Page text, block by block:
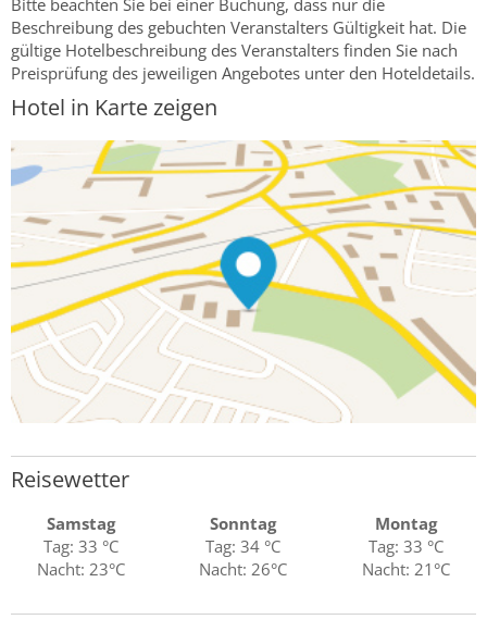
Beschreibung des gebuchten Veranstalters Gültigkeit hat. Die
gültige Hotelbeschreibung des Veranstalters finden Sie nach
Preisprüfung des jeweiligen Angebotes unter den Hoteldetails.
Hotel in Karte zeigen
Reisewetter
Samstag
Tag: 33 °C
Nacht: 23°C
Sonntag
Tag: 34 °C
Nacht: 26°C
Montag
Tag: 33 °C
Nacht: 21°C